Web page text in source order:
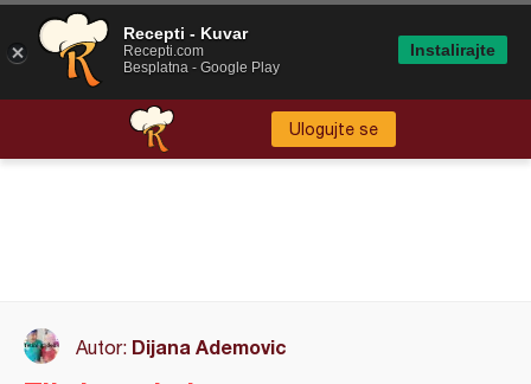
Ulogujte se
Autor: Dijana Ademovic
Recepti - Kuvar
Recepti.com
Besplatna - Google Play
Instalirajte